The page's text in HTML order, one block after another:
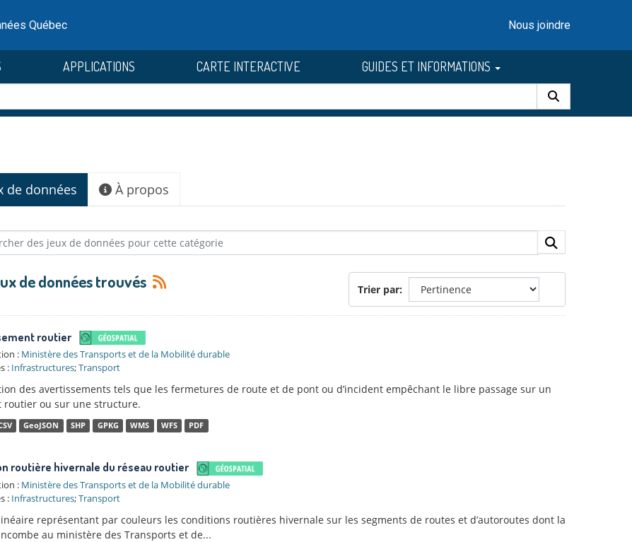
Québec Nous joindre
APPLICATIONS CARTE INTERACTIVE GUIDES ET INFORMATIONS
de données À propos
Trier par
de données trouvés
routier
: Ministère des Transports et de la Mobilité durable
: Infrastructures;Transport
des avertissements tels que les fermetures de route et de pont ou d’incident empêchant le libre passage sur un
routier ou sur une structure.
GeoJSON SHP GPKG WMS WFS PDF
routière hivernale du réseau routier
: Ministère des Transports et de la Mobilité durable
: Infrastructures;Transport
représentant par couleurs les conditions routières hivernale sur les segments de routes et d’autoroutes dont la
au ministère des Transports et de...